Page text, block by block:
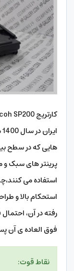
هایی که در سطح
پرینتر های سبک و
استفاده می
استحکام بالا و
رفته در آن،
فوق العاده ی آن